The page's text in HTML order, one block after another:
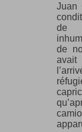
Juan
de
de